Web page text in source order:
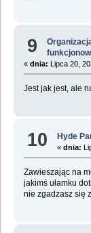
9
« dnia: Lipca 20,
Jest jak jest, ale
10 Hyde
«dnia:
Zawieszając na
jakimś ułamku
nie zgadzasz się